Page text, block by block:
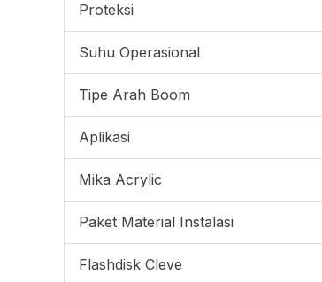
Proteksi
Suhu Operasional
Tipe Arah Boom
Aplikasi
Mika Acrylic
Paket Material Instalasi
Flashdisk Cleve